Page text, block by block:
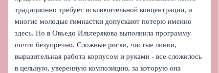
традиционно требует исключительной концентрации, и
многие молодые гимнастки допускают потерю именно
здесь. Но в Овьедо Ильтерякова выполнила программу
почти безупречно. Сложные риски, чистые линии,
выразительная работа корпусом и руками - все сложилось
в цельную, уверенную композицию, за которую она